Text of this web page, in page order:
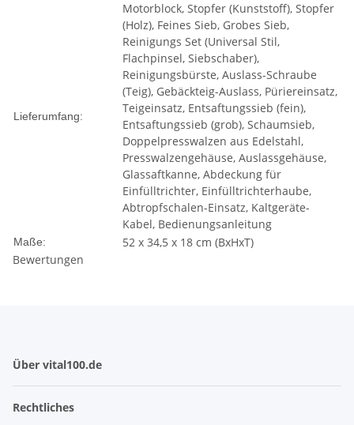
Lieferumfang:
Motorblock, Stopfer (Kunststoff), Stopfer
(Holz), Feines Sieb, Grobes Sieb,
Reinigungs Set (Universal Stil,
Flachpinsel, Siebschaber),
Reinigungsbürste, Auslass-Schraube
(Teig), Gebäckteig-Auslass, Püriereinsatz,
Teigeinsatz, Entsaftungssieb (fein),
Entsaftungssieb (grob), Schaumsieb,
Doppelpresswalzen aus Edelstahl,
Presswalzengehäuse, Auslassgehäuse,
Glassaftkanne, Abdeckung für
Einfülltrichter, Einfülltrichterhaube,
Abtropfschalen-Einsatz, Kaltgeräte-
Kabel, Bedienungsanleitung
Maße:
52 x 34,5 x 18 cm (BxHxT)
Bewertungen
Über vital100.de
Rechtliches